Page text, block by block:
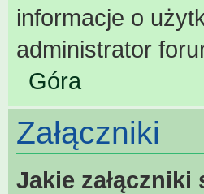
informacje o
administrator
Góra
Załączniki
Jakie